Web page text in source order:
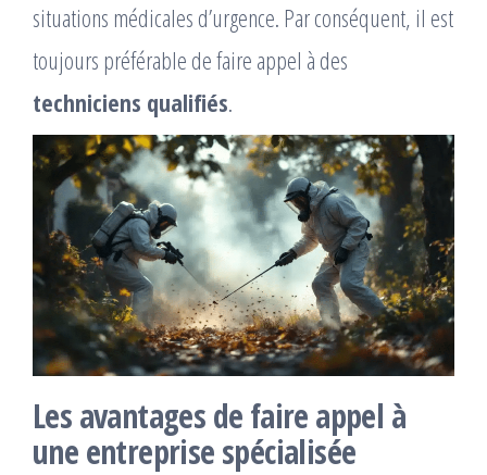
situations médicales d’urgence. Par conséquent, il est
toujours préférable de faire appel à des
techniciens qualifiés.
Les avantages de faire appel à
une entreprise spécialisée